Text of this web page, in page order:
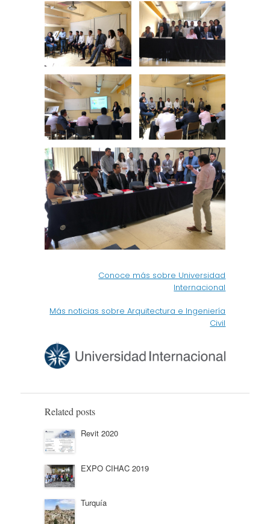
Conoce más sobre Universidad
Internacional
Más noticias sobre Arquitectura e Ingeniería
Civil
Related posts
Revit 2020
EXPO CIHAC 2019
Turquía